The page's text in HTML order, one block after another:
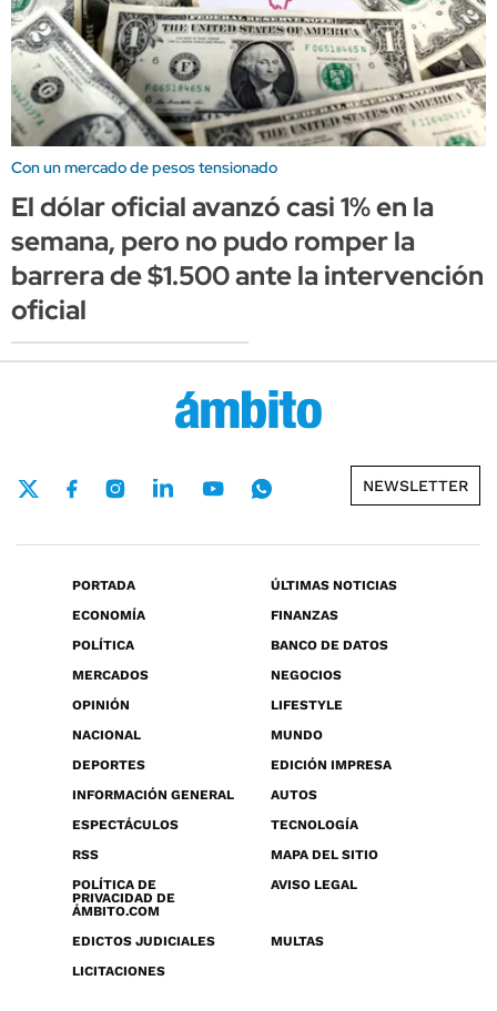
Con un mercado de pesos tensionado
El dólar oficial avanzó casi 1% en la
semana, pero no pudo romper la
barrera de $1.500 ante la intervención
oficial
NEWSLETTER
PORTADA
ÚLTIMAS NOTICIAS
ECONOMÍA
FINANZAS
POLÍTICA
BANCO DE DATOS
MERCADOS
NEGOCIOS
OPINIÓN
LIFESTYLE
NACIONAL
MUNDO
DEPORTES
EDICIÓN IMPRESA
INFORMACIÓN GENERAL
AUTOS
ESPECTÁCULOS
TECNOLOGÍA
RSS
MAPA DEL SITIO
POLÍTICA DE
PRIVACIDAD DE
ÁMBITO.COM
AVISO LEGAL
EDICTOS JUDICIALES
MULTAS
LICITACIONES